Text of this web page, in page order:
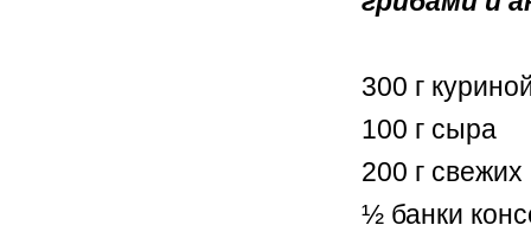
300 г
100 г сыра
200 г
½ банки